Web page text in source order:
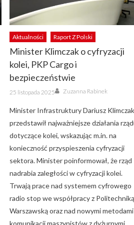
Aktualności Raport Z Polski
Minister Klimczak o cyfryzacji
kolei, PKP Cargo i
bezpieczeństwie
Posted
on
25 listopada 2025 Author
Zuzanna Rabinek
Minister Infrastruktury Dariusz Klimczak
przedstawił najważniejsze działania
dotyczące kolei, wskazując m.in. na
konieczność przyspieszenia cyfryzacji
sektora. Minister poinformował, że rząd
nadrabia zaległości w cyfryzacji kolei.
Trwają prace nad systemem cyfrowego
radio stop we współpracy z Politechniką
Warszawską oraz nad nowymi metodami